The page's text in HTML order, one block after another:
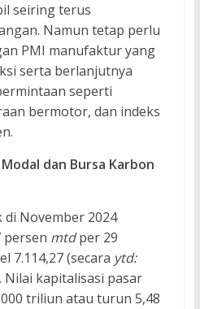
seiring terus
Namun tetap perlu
PMI manufaktur yang
serta berlanjutnya
seperti
bermotor, dan indeks
dan Bursa Karbon
di November 2024
persen mtdper 29
7.114,27 (secara ytd:
Nilai kapitalisasi pasar
triliun atau turun 5,48